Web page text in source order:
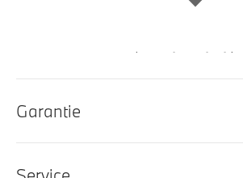
en passagier
Garantie